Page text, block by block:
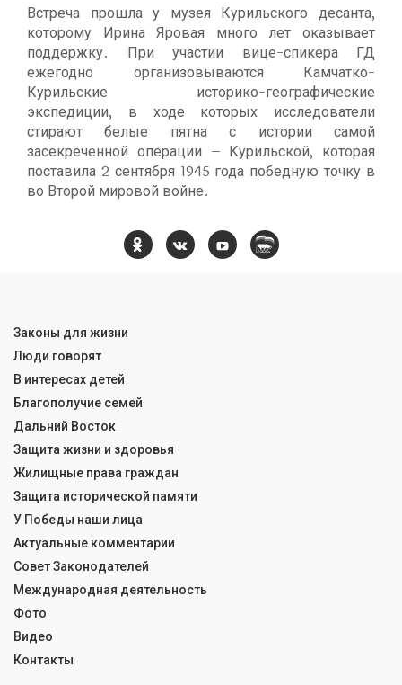
Встреча прошла у музея Курильского десанта,
которому Ирина Яровая много лет оказывает
поддержку. При участии вице-спикера ГД
ежегодно организовываются Камчатко-
Курильские историко-географические
экспедиции, в ходе которых исследователи
стирают белые пятна с истории самой
засекреченной операции – Курильской, которая
поставила 2 сентября 1945 года победную точку в
во Второй мировой войне.
Законы для жизни
Люди говорят
В интересах детей
Благополучие семей
Дальний Восток
Защита жизни и здоровья
Жилищные права граждан
Защита исторической памяти
У Победы наши лица
Актуальные комментарии
Совет Законодателей
Международная деятельность
Фото
Видео
Контакты